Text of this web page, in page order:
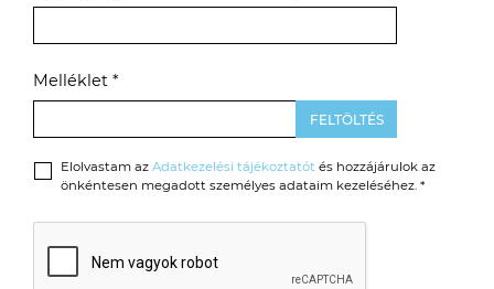
Melléklet *
Elolvastam az Adatkezelési tájékoztatót és hozzájárulok az
önkéntesen megadott személyes adataim kezeléséhez. *